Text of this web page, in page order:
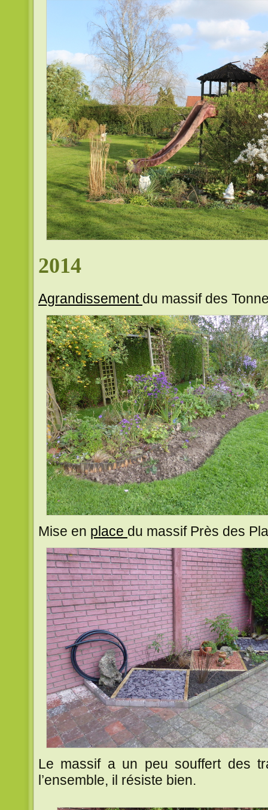
2014
Agrandissement du massif des
Mise en place du massif Près des
Le massif a un peu souffert des
l’ensemble, il résiste bien.